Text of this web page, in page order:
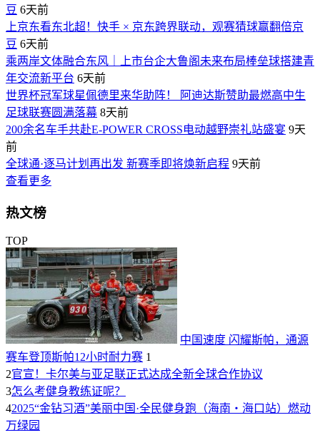
豆 6天前
上京东看东北超！快手 × 京东跨界联动，观赛猜球赢翻倍京
豆 6天前
乘两岸文体融合东风｜上市台企大鲁阁未来布局棒垒球搭建青
年交流新平台 6天前
世界杯冠军球星佩德里来华助阵！ 阿迪达斯赞助最燃高中生
足球联赛圆满落幕 8天前
200余名车手共赴E-POWER CROSS电动越野崇礼站盛宴 9天
前
全球通·逐马计划再出发 新赛季即将焕新启程 9天前
查看更多
热文榜
TOP
中国速度 闪耀斯帕，通源
赛车登顶斯帕12小时耐力赛 1
2官宣！卡尔美与亚足联正式达成全新全球合作协议
3怎么考健身教练证呢？
42025“金钻习酒”美丽中国·全民健身跑（海南・海口站）燃动
万绿园